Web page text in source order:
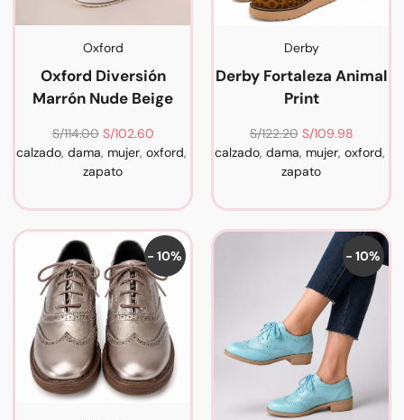
Oxford
Oxford Diversión
Marrón Nude Beige
S/114.00 S/102.60
calzado, dama, mujer, oxford,
zapato
Derby
Derby Fortaleza Animal
Print
S/122.20 S/109.98
calzado, dama, mujer, oxford,
zapato
- 10% - 10%